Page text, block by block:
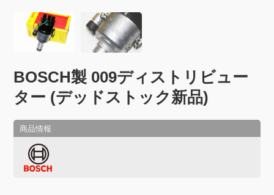
BOSCH製 009ディストリビュー
ター (デッドストック新品)